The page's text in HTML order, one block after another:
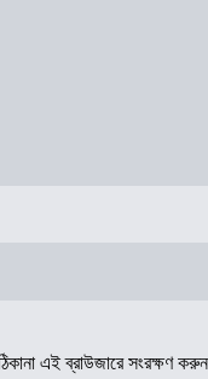
এই ব্রাউজারে সংরক্ষণ